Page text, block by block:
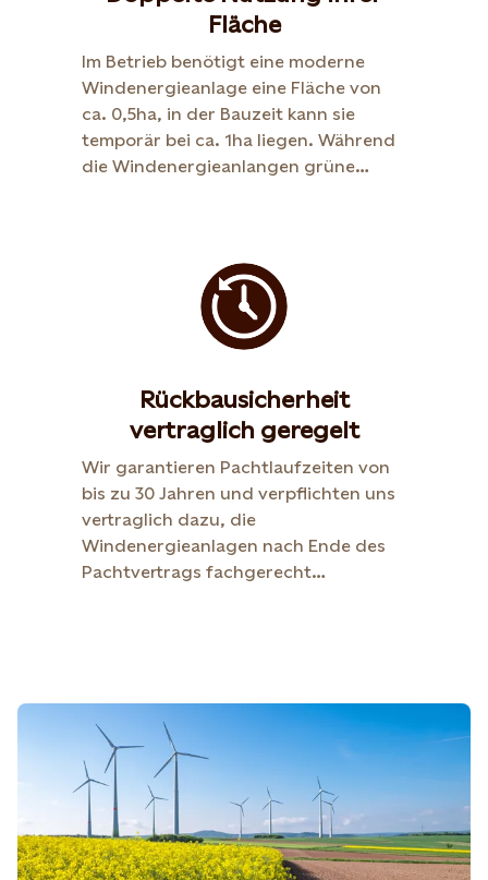
Fläche
Im Betrieb benötigt eine moderne
Windenergieanlage eine Fläche von
ca. 0,5ha, in der Bauzeit kann sie
temporär bei ca. 1ha liegen. Während
die Windenergieanlangen grüne
Nutzungen verfügbar, sodass Sie
bestehende Aktivitäten in der Land-
oder Forstwirtschaft fortführen
Rückbausicherheit
vertraglich geregelt
Wir garantieren Pachtlaufzeiten von
bis zu 30 Jahren und verpflichten uns
vertraglich dazu, die
Windenergieanlagen nach Ende des
Pachtvertrags fachgerecht